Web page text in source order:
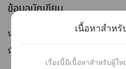
ข้อมูลนักเขียน
นามปากกา : 7th wonderland
นักเขียน :
เนื้อหาสำห
เรื่องนี้มีเนื้อหาสำหรับผู้ใ